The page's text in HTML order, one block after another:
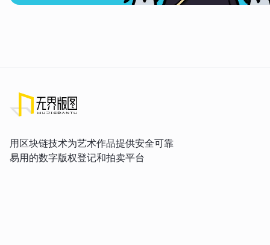
用区块链技术为艺术作品提供安全可靠
易用的数字版权登记和拍卖平台